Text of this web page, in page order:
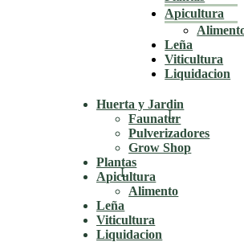
Apicultura
Leña
Viticultura
Liquidacion
Huerta y Jardin
Faunatur
Pulverizadores
Grow Shop
Plantas
Apicultura
Alimento
Leña
Viticultura
Liquidacion